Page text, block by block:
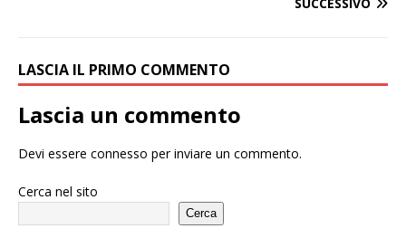
LASCIA IL PRIMO COMMENTO
Lascia un commento
Devi essere connesso per inviare un commento.
Cerca nel sito
Cerca